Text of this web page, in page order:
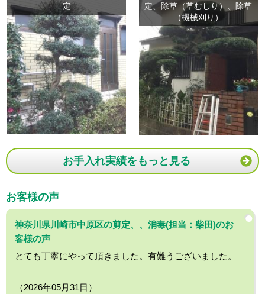
定
定、除草（草むしり）、除草
（機械刈り）
お手入れ実績をもっと見る
お客様の声
神奈川県川崎市中原区の剪定、、消毒(担当：柴田)のお
客様の声
とても丁寧にやって頂きました。有難うございました。
（2026年05月31日）